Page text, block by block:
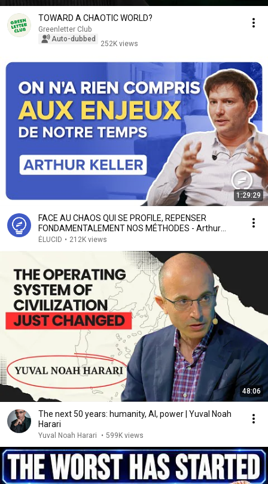
TOWARD A CHAOTIC WORLD?
Greenletter Club
Auto-dubbed
252K views
1:29:29
FACE AU CHAOS QUI SE PROFILE, REPENSER
FONDAMENTALEMENT NOS MÉTHODES - Arthur
Keller
ÉLUCID • 212K views
48:06
The next 50 years: humanity, AI, power | Yuval Noah
Harari
Yuval Noah Harari • 599K views